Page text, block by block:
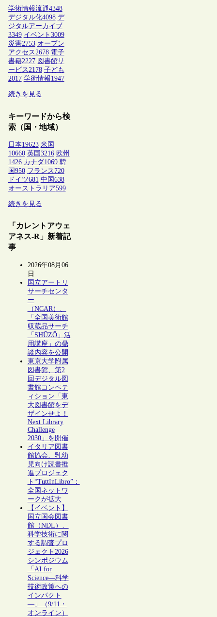
学術情報流通4348
デジタル化4098 デ
ジタルアーカイブ
3349 イベント 3009
災害2753 オープン
アクセス2678 電子
書籍2227 図書館サ
ービス2178 子ども
2017 学術情報1947
続きを見る
キーワードから検
索（国・地域）
日本19623 米国
10660 英国 3216 欧州
1426 カナダ1069 韓
国 950 フランス 720
ドイツ681 中国 638
オーストラリア599
続きを見る
「カレントアウェ
アネス-R」新着記
事
2026年08月06
日
国立アートリ
サーチセンタ
ー
（NCAR）、
「全国美術館
収蔵品サーチ
「SHŪZŌ」活
用講座」の鼎
談内容を公開
東京大学附属
図書館、第2
回デジタル図
書館コンペテ
ィション「東
大図書館をデ
ザインせよ！
Next Library
Challenge
2030」を開催
イタリア図書
館協会、乳幼
児向け読書推
進プロジェク
ト“TuttInLibro”：
全国ネットワ
ークが拡大
【イベント】
国立国会図書
館（NDL）、
科学技術に関
する調査プロ
ジェクト2026
シンポジウム
「AI for
Science―科学
技術政策への
インパクト
―」（9/11・
オンライン）